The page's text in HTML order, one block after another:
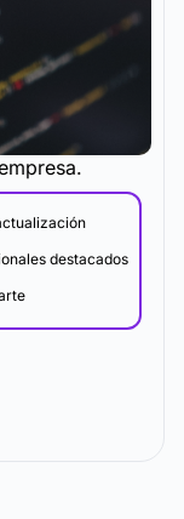
que
destacados